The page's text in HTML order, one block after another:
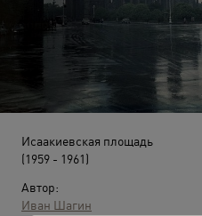
Исаакиевская площадь
(1959 - 1961)
Автор:
Иван Шагин